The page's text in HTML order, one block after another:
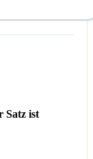
Satz ist